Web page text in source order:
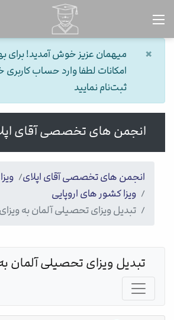
میهمان عزیز خوش آمدید! برای
امکانات لطفا وارد حساب کاربری
ثبت‌نام نمایید
×
انجمن های تخصصی آقای
انجمن های تخصصی آقای اپلای
ویزا کشور های اروپایی
تبدیل ویزای تحصیلی آلمان به
تبدیل ویزای تحصیلی آلمان